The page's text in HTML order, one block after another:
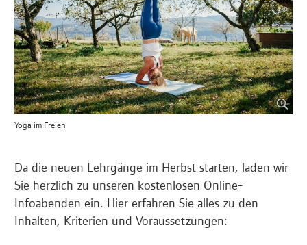
Yoga im Freien
Da die neuen Lehrgänge im Herbst starten, laden wir
Sie herzlich zu unseren kostenlosen Online-
Infoabenden ein. Hier erfahren Sie alles zu den
Inhalten, Kriterien und Voraussetzungen: